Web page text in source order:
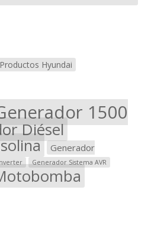
1500
Diésel
Generador
Generador Sistema AVR